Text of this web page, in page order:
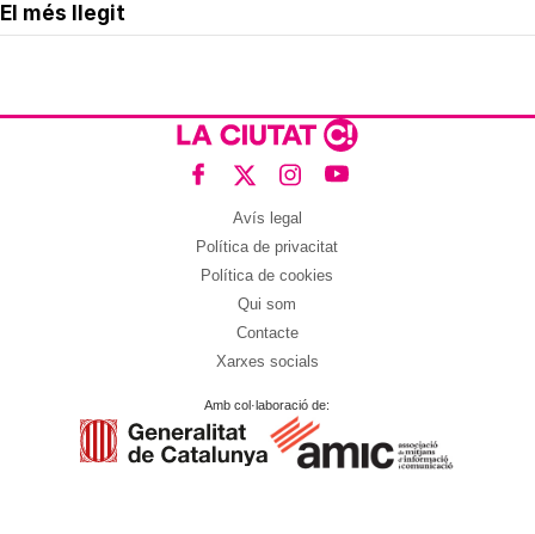
El més llegit
Avís legal
Política de privacitat
Política de cookies
Qui som
Contacte
Xarxes socials
Amb col·laboració de: